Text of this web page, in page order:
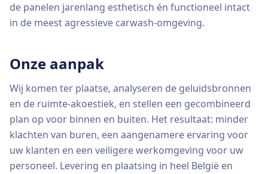
de panelen jarenlang esthetisch én functioneel intact
in de meest agressieve carwash-omgeving.
Onze aanpak
Wij komen ter plaatse, analyseren de geluidsbronnen
en de ruimte-akoestiek, en stellen een gecombineerd
plan op voor binnen en buiten. Het resultaat: minder
klachten van buren, een aangenamere ervaring voor
uw klanten en een veiligere werkomgeving voor uw
personeel. Levering en plaatsing in heel België en